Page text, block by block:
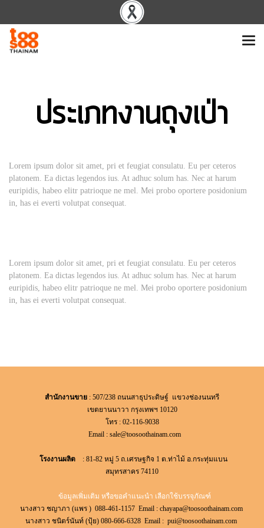
ประเภทงานถุงเป่า
Lorem ipsum dolor sit amet, pri et feugiat consulatu. Eu per ceteros
platonem. Ea dictas legendos ius. At adhuc solum has. Nec at harum
euripidis, habeo elitr patrioque ne mel. Mei probo oportere posidonium
in, has ei everti volutpat consequat.
Lorem ipsum dolor sit amet, pri et feugiat consulatu. Eu per ceteros
platonem. Ea dictas legendos ius. At adhuc solum has. Nec at harum
euripidis, habeo elitr patrioque ne mel. Mei probo oportere posidonium
in, has ei everti volutpat consequat.
สำนักงานขาย : 507/238 ถนนสาธุประดิษฐ์ แขวงช่องนนทรี
เขตยานนาวา กรุงเทพฯ 10120
โทร : 02-116-9038
Email : sale@toosoothainam.com
โรงงานผลิต: 81-82 หมู่ 5 ถ.เศรษฐกิจ 1 ต.ท่าไม้ อ.กระทุ่มแบน
สมุทรสาคร 74110
ข้อมูลเพิ่มเติม หรือขอคำแนะนำ เลือกใช้บรรจุภัณฑ์
นางสาว ชญาภา (แพร ) 088-461-1157 Email : chayapa@toosoothainam.com
นางสาว ชนิตร์นันท์ (ปุ้ย) 080-666-6328 Email : pui@toosoothainam.com